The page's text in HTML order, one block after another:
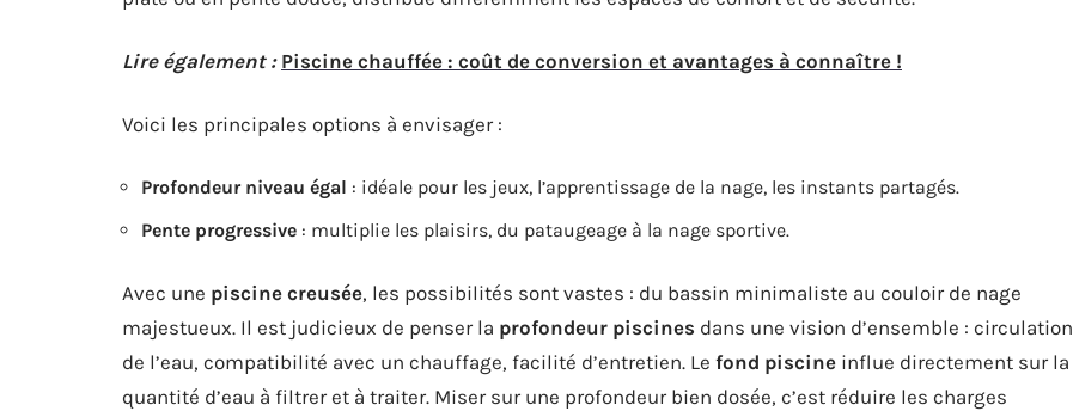
Lire également : Piscine chauffée : coût de conversion et avantages à connaître !
Voici les principales options à envisager :
Profondeur niveau égal : idéale pour les jeux, l’apprentissage de la nage, les instants partagés.
Pente progressive : multiplie les plaisirs, du pataugeage à la nage sportive.
Avec une piscine creusée, les possibilités sont vastes : du bassin minimaliste au couloir de nage
majestueux. Il est judicieux de penser la profondeur piscines dans une vision d’ensemble : circulation
de l’eau, compatibilité avec un chauffage, facilité d’entretien. Le fond piscine influe directement sur la
quantité d’eau à filtrer et à traiter. Miser sur une profondeur bien dosée, c’est réduire les charges